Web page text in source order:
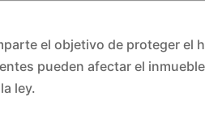
el objetivo de proteger el
pueden afectar el
ley.